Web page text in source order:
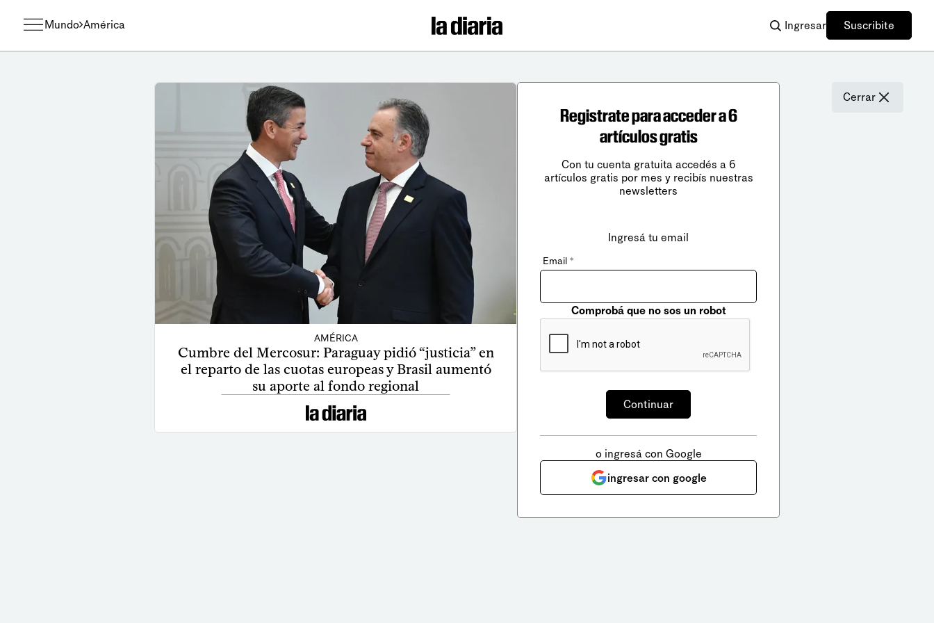
Mundo América Ingresar Suscribite
AMÉRICA
Cumbre del Mercosur: Paraguay pidió “justicia” en
el reparto de las cuotas europeas y Brasil aumentó
su aporte al fondo regional
Cerrar
Registrate para acceder a 6
artículos gratis
Con tu cuenta gratuita accedés a 6
artículos gratis por mes y recibís nuestras
newsletters
Ingresá tu email
Email *
Comprobá que no sos un robot
o ingresá con Google
ingresar con google